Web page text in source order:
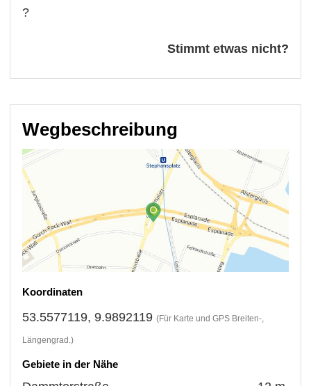
?
Stimmt etwas nicht?
Wegbeschreibung
Koordinaten
53.5577119, 9.9892119 (Für Karte und GPS Breiten-,
Längengrad.)
Gebiete in der Nähe